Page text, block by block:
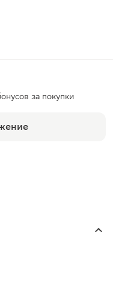
за покупки